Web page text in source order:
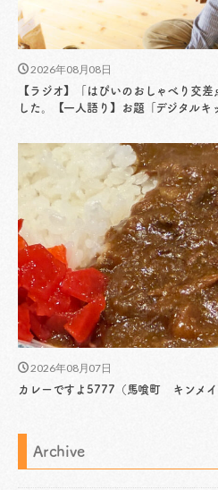
2026年08月08日
【ラジオ】「はぴいのおしゃべり交
した。【一人語り】お題「デジタルキ
2026年08月07日
カレーですよ5777（馬喰町 キンメイ
Archive